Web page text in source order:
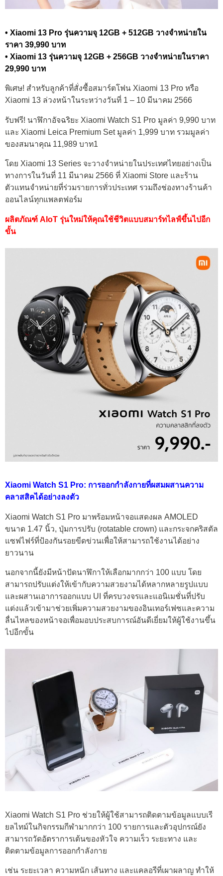
• Xiaomi 13 Pro รุ่นความจุ 12GB + 512GB วางจำหน่ายใน
ราคา 39,990 บาท
• Xiaomi 13 รุ่นความจุ 12GB + 256GB วางจำหน่ายในราคา
29,990 บาท
พิเศษ! สำหรับลูกค้าที่สั่งซื้อสมาร์ตโฟน Xiaomi 13 Pro หรือ
Xiaomi 13 ล่วงหน้าในระหว่างวันที่ 1 – 10 มีนาคม 2566
รับฟรี! นาฬิกาอัจฉริยะ Xiaomi Watch S1 Pro มูลค่า 9,990 บาท
และ Xiaomi Leica Premium Set มูลค่า 1,999 บาท รวมมูลค่า
ของสมนาคุณ 11,989 บาท1
โดย Xiaomi 13 Series จะวางจำหน่ายในประเทศไทยอย่างเป็น
ทางการในวันที่ 11 มีนาคม 2566 ที่ Xiaomi Store และร้าน
ตัวแทนจำหน่ายที่ร่วมรายการทั่วประเทศ รวมถึงช่องทางร้านค้า
ออนไลน์ทุกแพลตฟอร์ม
ผลิตภัณฑ์ AIoT รุ่นใหม่ให้คุณใช้ชีวิตแบบสมาร์ทไลฟ์ขึ้นไปอีก
ขั้น
Xiaomi Watch S1 Pro: การออกกำลังกายที่ผสมผสานความ
คลาสสิคได้อย่างลงตัว
Xiaomi Watch S1 Pro มาพร้อมหน้าจอแสดงผล AMOLED
ขนาด 1.47 นิ้ว, ปุ่มการปรับ (rotatable crown) และกระจกคริสตัล
แซฟไฟร์ที่ป้องกันรอยขีดข่วนเพื่อให้สามารถใช้งานได้อย่าง
ยาวนาน
นอกจากนี้ยังมีหน้าปัดนาฬิกาให้เลือกมากกว่า 100 แบบ โดย
สามารถปรับแต่งให้เข้ากับความสวยงามได้หลากหลายรูปแบบ
และผสานเอาการออกแบบ UI ที่ครบวงจรและแอนิเมชั่นที่ปรับ
แต่งแล้วเข้ามาช่วยเพิ่มความสวยงามของอินเทอร์เฟซและความ
ลื่นไหลของหน้าจอเพื่อมอบประสบการณ์อันดีเยี่ยมให้ผู้ใช้งานขึ้น
ไปอีกขั้น
Xiaomi Watch S1 Pro ช่วยให้ผู้ใช้สามารถติดตามข้อมูลแบบเรี
ยลไทม์ในกิจกรรมกีฬามากกว่า 100 รายการและตัวอุปกรณ์ยัง
สามารถวัดอัตราการเต้นของหัวใจ ความเร็ว ระยะทาง และ
ติดตามข้อมูลการออกกำลังกาย
เช่น ระยะเวลา ความหนัก เส้นทาง และแคลอรีที่เผาผลาญ ทำให้